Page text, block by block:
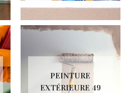
PEINTURE
EXTÉRIEURE 49